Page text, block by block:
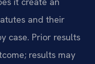
and their
case. Prior results
results may